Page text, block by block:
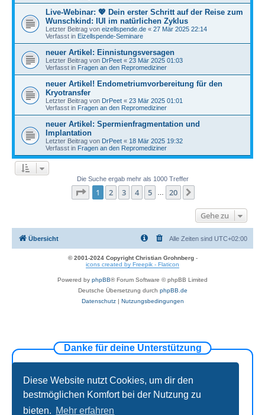
Diese Website nutzt Cookies, um dir den
bestmöglichen Komfort bei der Nutzung zu
bieten. Mehr erfahren
Live-Webinar: 💖 Dein erster Schritt auf der Reise zum
Wunschkind: IUI im natürlichen Zyklus
Letzter Beitrag von eizellspende.de « 27 Mär 2025 22:14
Verfasst in Eizellspende-Seminare
neuer Artikel: Einnistungsversagen
Letzter Beitrag von DrPeet « 23 Mär 2025 01:03
Verfasst in Fragen an den Repromediziner
neuer Artikel! Endometriumvorbereitung für den
Kryotransfer
Letzter Beitrag von DrPeet « 23 Mär 2025 01:01
Verfasst in Fragen an den Repromediziner
neuer Artikel: Spermienfragmentation und
Implantation
Letzter Beitrag von DrPeet « 18 Mär 2025 19:32
Verfasst in Fragen an den Repromediziner
Die Suche ergab mehr als 1000 Treffer
Seite 1von 20
1 2 3 4 5 20
Gehe zu
Übersicht Alle Zeiten sind UTC+02:00
© 2001-2024 Copyright Christian Grohnberg-
icons created by Freepik - Flaticon
Powered by phpBB® Forum Software © phpBB Limited
Deutsche Übersetzung durch phpBB.de
Datenschutz| Nutzungsbedingungen
Danke für deine Unterstützung